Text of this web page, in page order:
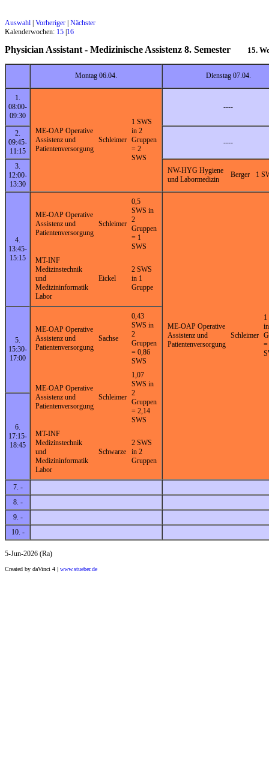
Auswahl Vorheriger Nächster
Kalenderwochen: 15 16
Physician Assistant - Medizinische Assistenz 8. Semester 15.
Montag 06.04. Dienstag 07.04.
1.
08:00-
09:30
ME-OAP Operative
Assistenz und
Patientenversorgung
Schleimer
1 SWS
in 2
Gruppen
= 2
SWS
----
2.
09:45-
11:15
----
3.
12:00-
13:30
NW-HYG Hygiene
und Labormedizin
Berger 1
4.
13:45-
15:15
ME-OAP Operative
Assistenz und
Patientenversorgung
Schleimer
0,5
SWS in
2
Gruppen
= 1
SWS
MT-INF
Medizinstechnik
und
Medizininformatik
Labor
Eickel
2 SWS
in 1
Gruppe
ME-OAP Operative
Assistenz und
Patientenversorgung
Schleimer
1
=
5.
15:30-
17:00
ME-OAP Operative
Assistenz und
Patientenversorgung
Sachse
0,43
SWS in
2
Gruppen
= 0,86
SWS
ME-OAP Operative
Assistenz und
Patientenversorgung
Schleimer
1,07
SWS in
2
Gruppen
= 2,14
SWS
MT-INF
Medizinstechnik
und
Medizininformatik
Labor
Schwarze
2 SWS
in 2
Gruppen
6.
17:15-
18:45
7. -
8. -
9. -
10. -
5-Jun-2026 (Ra)
Created by daVinci 4 | www.stueber.de